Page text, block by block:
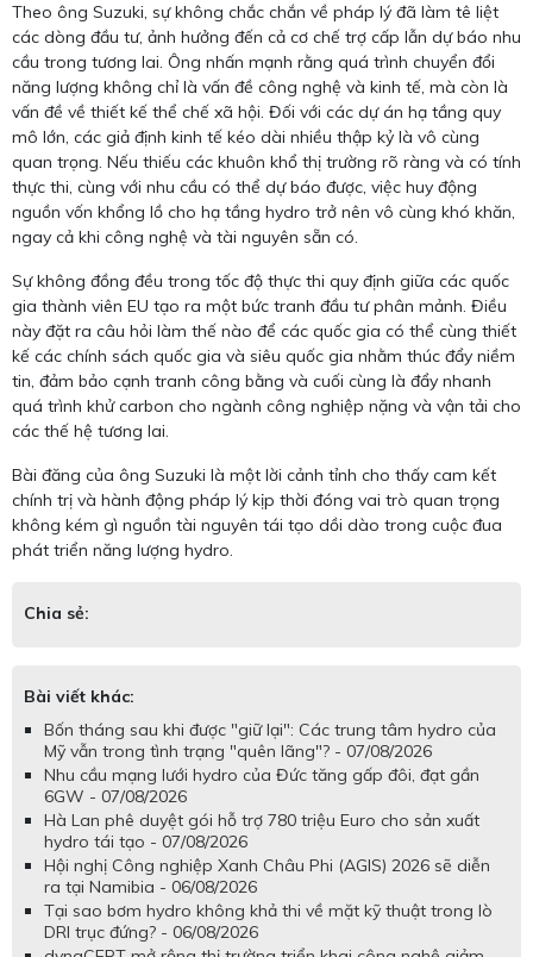
Theo ông Suzuki, sự không chắc chắn về pháp lý đã làm tê liệt
các dòng đầu tư, ảnh hưởng đến cả cơ chế trợ cấp lẫn dự báo nhu
cầu trong tương lai. Ông nhấn mạnh rằng quá trình chuyển đổi
năng lượng không chỉ là vấn đề công nghệ và kinh tế, mà còn là
vấn đề về thiết kế thể chế xã hội. Đối với các dự án hạ tầng quy
mô lớn, các giả định kinh tế kéo dài nhiều thập kỷ là vô cùng
quan trọng. Nếu thiếu các khuôn khổ thị trường rõ ràng và có tính
thực thi, cùng với nhu cầu có thể dự báo được, việc huy động
nguồn vốn khổng lồ cho hạ tầng hydro trở nên vô cùng khó khăn,
ngay cả khi công nghệ và tài nguyên sẵn có.
Sự không đồng đều trong tốc độ thực thi quy định giữa các quốc
gia thành viên EU tạo ra một bức tranh đầu tư phân mảnh. Điều
này đặt ra câu hỏi làm thế nào để các quốc gia có thể cùng thiết
kế các chính sách quốc gia và siêu quốc gia nhằm thúc đẩy niềm
tin, đảm bảo cạnh tranh công bằng và cuối cùng là đẩy nhanh
quá trình khử carbon cho ngành công nghiệp nặng và vận tải cho
các thế hệ tương lai.
Bài đăng của ông Suzuki là một lời cảnh tỉnh cho thấy cam kết
chính trị và hành động pháp lý kịp thời đóng vai trò quan trọng
không kém gì nguồn tài nguyên tái tạo dồi dào trong cuộc đua
phát triển năng lượng hydro.
Chia sẻ:
Bài viết khác:
Bốn tháng sau khi được "giữ lại": Các trung tâm hydro của
Mỹ vẫn trong tình trạng "quên lãng"? - 07/08/2026
Nhu cầu mạng lưới hydro của Đức tăng gấp đôi, đạt gần
6GW - 07/08/2026
Hà Lan phê duyệt gói hỗ trợ 780 triệu Euro cho sản xuất
hydro tái tạo - 07/08/2026
Hội nghị Công nghiệp Xanh Châu Phi (AGIS) 2026 sẽ diễn
ra tại Namibia - 06/08/2026
Tại sao bơm hydro không khả thi về mặt kỹ thuật trong lò
DRI trục đứng? - 06/08/2026